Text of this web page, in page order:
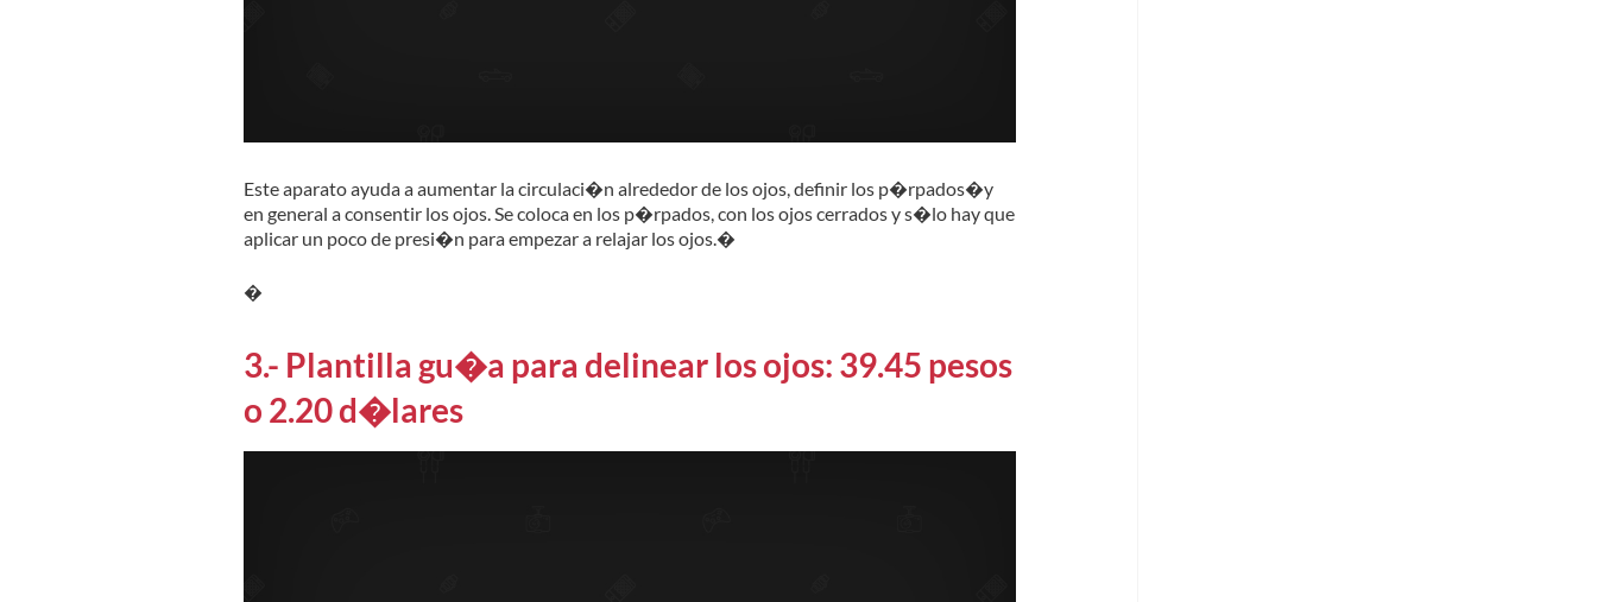
Este aparato ayuda a aumentar la circulaci�n alrededor de los ojos, definir los p�rpados�y
en general a consentir los ojos. Se coloca en los p�rpados, con los ojos cerrados y s�lo hay que
aplicar un poco de presi�n para empezar a relajar los ojos.�
�
3.- Plantilla gu�a para delinear los ojos: 39.45 pesos
o 2.20 d�lares